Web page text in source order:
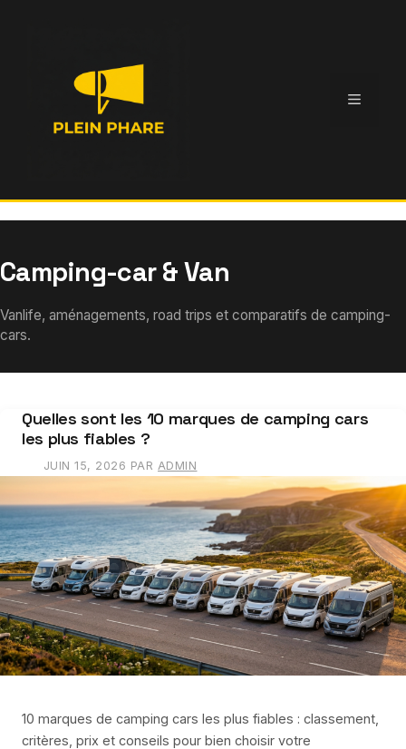
Menu
Camping-car & Van
Vanlife, aménagements, road trips et comparatifs de camping-
cars.
Quelles sont les 10 marques de camping cars
les plus fiables ?
JUIN 15, 2026 PAR ADMIN
10 marques de camping cars les plus fiables : classement,
critères, prix et conseils pour bien choisir votre